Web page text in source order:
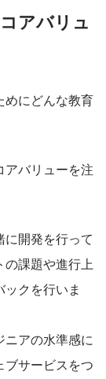
アバリュ
にどんな教育
バリューを注
開発を行って
の課題や進行上
クを行いま
アの水準感に
サービスをつ